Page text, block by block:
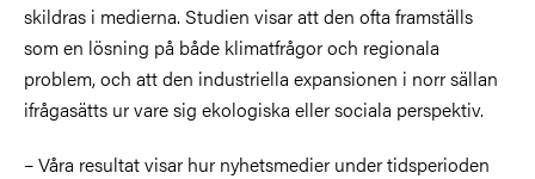
skildras i medierna. Studien visar att den ofta framställs
som en lösning på både klimatfrågor och regionala
problem, och att den industriella expansionen i norr sällan
ifrågasätts ur vare sig ekologiska eller sociala perspektiv.
– Våra resultat visar hur nyhetsmedier under tidsperioden